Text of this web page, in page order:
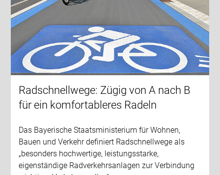
Radschnellwege: Zügig von A nach B
für ein komfortableres Radeln
Das Bayerische Staatsministerium für Wohnen,
Bauen und Verkehr definiert Radschnellwege als
„besonders hochwertige, leistungsstarke,
eigenständige Radverkehrsanlagen zur Verbindung